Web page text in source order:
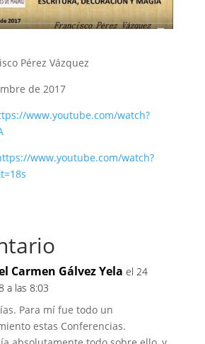
Pérez Vázquez
de 2017
www.youtube.com/watch?
www.youtube.com/watch?
Carmen Gálvez Yela el 24
a las 8:03
Para mí fue todo un
estas Conferencias.